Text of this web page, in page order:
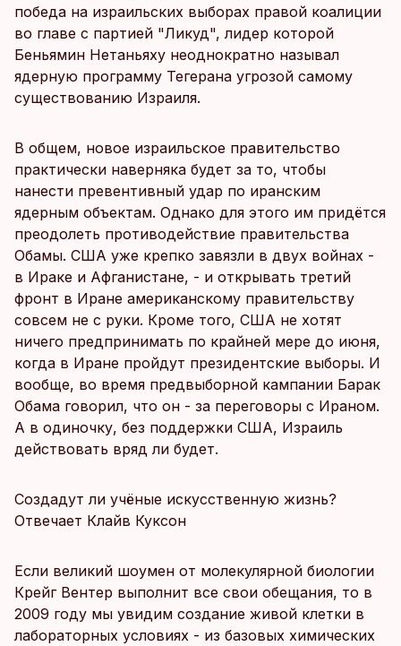
победа на израильских выборах правой коалиции
во главе с партией "Ликуд", лидер которой
Беньямин Нетаньяху неоднократно называл
ядерную программу Тегерана угрозой самому
существованию Израиля.
В общем, новое израильское правительство
практически наверняка будет за то, чтобы
нанести превентивный удар по иранским
ядерным объектам. Однако для этого им придётся
преодолеть противодействие правительства
Обамы. США уже крепко завязли в двух войнах -
в Ираке и Афганистане, - и открывать третий
фронт в Иране американскому правительству
совсем не с руки. Кроме того, США не хотят
ничего предпринимать по крайней мере до июня,
когда в Иране пройдут президентские выборы. И
вообще, во время предвыборной кампании Барак
Обама говорил, что он - за переговоры с Ираном.
А в одиночку, без поддержки США, Израиль
действовать вряд ли будет.
Создадут ли учёные искусственную жизнь?
Отвечает Клайв Куксон
Если великий шоумен от молекулярной биологии
Крейг Вентер выполнит все свои обещания, то в
2009 году мы увидим создание живой клетки в
лабораторных условиях - из базовых химических